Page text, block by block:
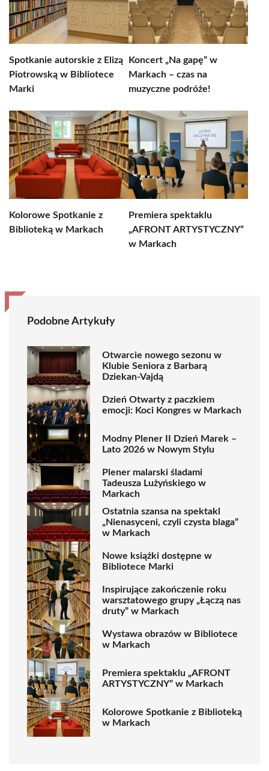
Spotkanie autorskie z Elizą
Piotrowską w Bibliotece
Marki
Koncert „Na gapę” w
Markach – czas na
muzyczne podróże!
Kolorowe Spotkanie z
Biblioteką w Markach
Premiera spektaklu
„AFRONT ARTYSTYCZNY”
w Markach
Podobne Artykuły
Otwarcie nowego sezonu w
Klubie Seniora z Barbarą
Dziekan-Vajdą
Dzień Otwarty z paczkiem
emocji: Koci Kongres w Markach
Modny Plener II Dzień Marek –
Lato 2026 w Nowym Stylu
Plener malarski śladami
Tadeusza Lużyńskiego w
Markach
Ostatnia szansa na spektakl
„Nienasyceni, czyli czysta blaga”
w Markach
Nowe książki dostępne w
Bibliotece Marki
Inspirujące zakończenie roku
warsztatowego grupy „Łączą nas
druty” w Markach
Wystawa obrazów w Bibliotece
w Markach
Premiera spektaklu „AFRONT
ARTYSTYCZNY” w Markach
Kolorowe Spotkanie z Biblioteką
w Markach